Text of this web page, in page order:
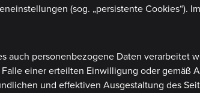
(sog. „persistente
auch personenbezogene Daten verarbeitet
einer erteilten Einwilligung oder
und effektiven Ausgestaltung des